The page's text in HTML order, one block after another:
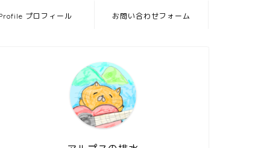
プロフィール お問い合わせフォーム